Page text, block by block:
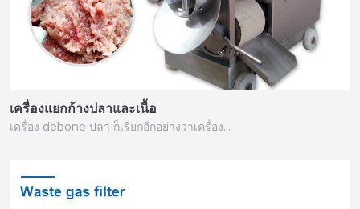
เครื่องแยกก้างปลาและเนื้อ
เครื่อง debone ปลา ก็เรียกอีกอย่างว่าเครื่อง…